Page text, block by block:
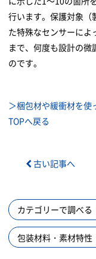
行います。保護対象（
た特殊なセンサーによ
まで、何度も設計の
のです。
＞梱包材や緩衝材を使
TOPへ戻る
古い記事へ
カテゴリーで調べる
包装材料・素材特性